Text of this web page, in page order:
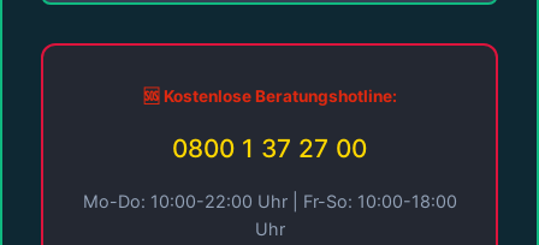
🆘 Kostenlose Beratungshotline:
0800 1 37 27 00
Mo-Do: 10:00-22:00 Uhr | Fr-So: 10:00-18:00
Uhr